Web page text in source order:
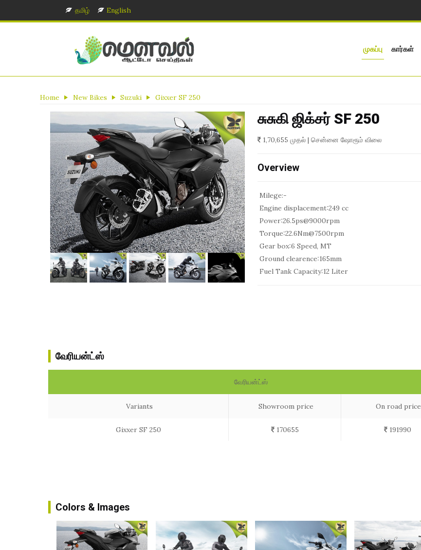
தமிழ் English
முகப்பு கார்கள்
Home New Bikes Suzuki Gixxer SF 250
சுசுகி ஜிக்சர் SF 250
1,70,655 முதல் | சென்னை ஷோரூம் விலை
Overview
Milege:-
Engine displacement:249 cc
Power:26.5ps@9000rpm
Torque:22.6Nm@7500rpm
Gear box:6 Speed, MT
Ground clearence:165mm
Fuel Tank Capacity:12 Liter
வேரியன்ட்ஸ்
வேரியன்ட்ஸ்
Variants Showroom price On road price
Gixxer SF 250 170655 191990
Colors & Images